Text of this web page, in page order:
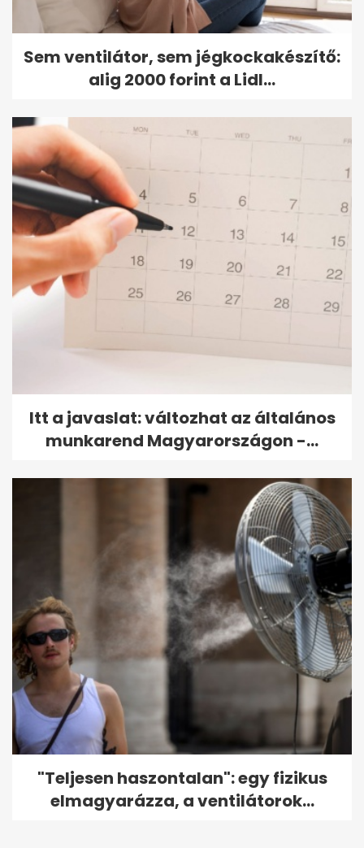
Sem ventilátor, sem jégkockakészítő:
alig 2000 forint a Lidl...
Itt a javaslat: változhat az általános
munkarend Magyarországon -...
"Teljesen haszontalan": egy fizikus
elmagyarázza, a ventilátorok...